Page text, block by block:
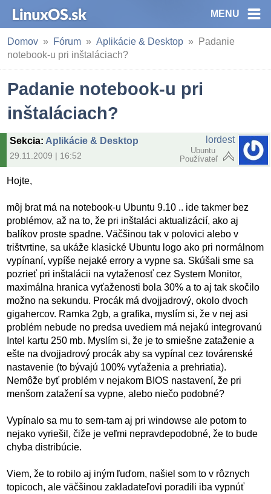
MENU
Domov Fórum Aplikácie & Desktop
Padanie
notebook-u pri inštaláciach?
Padanie notebook-u pri
inštaláciach?
Sekcia: Aplikácie & Desktop
29.11.2009 | 16:52
lordest
Ubuntu
Používateľ
Hojte,
môj brat má na notebook-u Ubuntu 9.10 .. ide takmer bez
problémov, až na to, že pri inštaláci aktualizácií, ako aj
balíkov proste spadne. Väčšinou tak v polovici alebo v
trištvrtine, sa ukáže klasické Ubuntu logo ako pri normálnom
vypínaní, vypíše nejaké errory a vypne sa. Skúšali sme sa
pozrieť pri inštalácii na vytaženosť cez System Monitor,
maximálna hranica vyťaženosti bola 30% a to aj tak skočilo
možno na sekundu. Procák má dvojjadrový, okolo dvoch
gigahercov. Ramka 2gb, a grafika, myslím si, že v nej asi
problém nebude no predsa uvediem má nejakú integrovanú
Intel kartu 250 mb. Myslím si, že je to smiešne zataženie a
ešte na dvojjadrový procák aby sa vypínal cez továrenské
nastavenie (to bývajú 100% vyťaženia a prehriatia).
Nemôže byť problém v nejakom BIOS nastavení, že pri
menšom zatažení sa vypne, alebo niečo podobné?
Vypínalo sa mu to sem-tam aj pri windowse ale potom to
nejako vyriešil, čiže je veľmi nepravdepodobné, že to bude
chyba distribúcie.
Viem, že to robilo aj iným ľuďom, našiel som to v rôznych
topicoch, ale väčšinou zakladateľovi poradili iba vypnúť